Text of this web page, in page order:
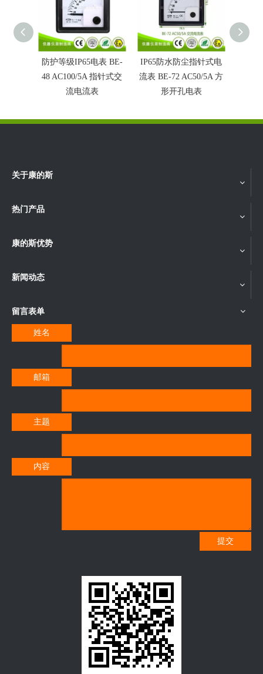
防护等级IP65电表 BE-
48 AC100/5A 指针式交
流电流表
IP65防水防尘指针式电
流表 BE-72 AC50/5A 方
形开孔电表
关于康的斯
热门产品
康的斯优势
新闻动态
留言表单
姓名
邮箱
主题
内容
提交